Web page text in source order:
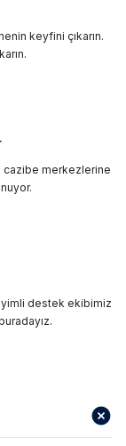
keyfini çıkarın.
cazibe merkezlerine
destek ekibimiz